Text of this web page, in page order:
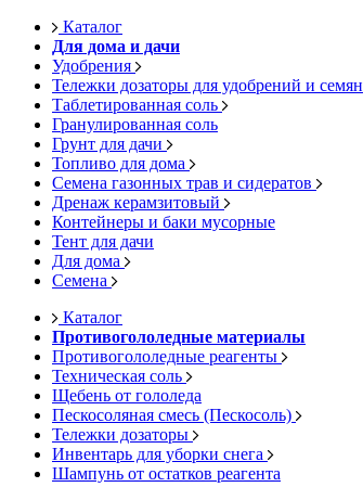
Каталог
Для дома и дачи
Удобрения
Тележки дозаторы для удобрений и семян
Таблетированная соль
Гранулированная соль
Грунт для дачи
Топливо для дома
Семена газонных трав и сидератов
Дренаж керамзитовый
Контейнеры и баки мусорные
Тент для дачи
Для дома
Семена
Каталог
Противогололедные материалы
Противогололедные реагенты
Техническая соль
Щебень от гололеда
Пескосоляная смесь (Пескосоль)
Тележки дозаторы
Инвентарь для уборки снега
Шампунь от остатков реагента